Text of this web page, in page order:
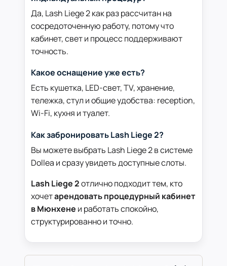
Да, Lash Liege 2 как раз рассчитан на
сосредоточенную работу, потому что
кабинет, свет и процесс поддерживают
точность.
Какое оснащение уже есть?
Есть кушетка, LED-свет, TV, хранение,
тележка, стул и общие удобства: reception,
Wi-Fi, кухня и туалет.
Как забронировать Lash Liege 2?
Вы можете выбрать Lash Liege 2 в системе
Dollea и сразу увидеть доступные слоты.
Lash Liege 2отлично подходит тем, кто
хочетарендовать процедурный кабинет
в Мюнхене и работать спокойно,
структурированно и точно.